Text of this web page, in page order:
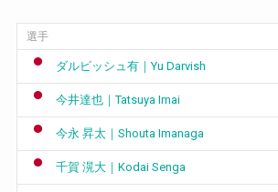
選手
ダルビッシュ有｜Yu Darvish
今井達也｜Tatsuya Imai
今永 昇太｜Shouta Imanaga
千賀 滉大｜Kodai Senga